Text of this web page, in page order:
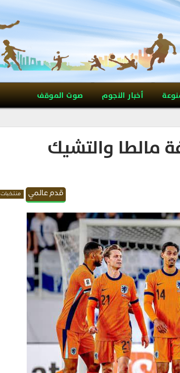
أخبار النجوم صوت الموقف
مالطا والتشيك
قدم عالمي منتخبات